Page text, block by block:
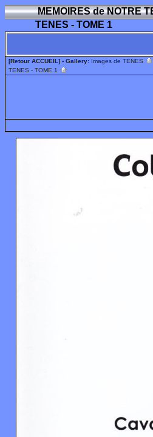
MEMOIRES de NOTRE
TENES - TOME 1
[Retour ACCUEIL] - Gallery: Images de TENES
TENES - TOME 1